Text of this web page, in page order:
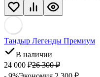
Тандыр Легенды Премиум
В наличии
24 000 ₽26 300 ₽